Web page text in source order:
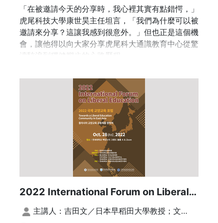
(地點：6樓 A646階梯型會議廳)
主持人：詹魁元/國立臺灣大學機械工程學系 教授
引言人：陳錫民/逢甲大學資訊工程學系 教授
講者：黃韻文/國立臺灣大學生物產業傳播暨發展學
講題：我的通識我來設計
引言人：丁后儀/大葉大學多媒體數位內容學士學位
講者：林怡安/ 國立臺北商業大學通識教育中心 助理
教授
余宥榤/大葉大學國際企業管理學系 四年級
衷心期待您的參與，讓我們一起在這個專屬於通識教
育的心靈綠洲中，打破藩籬，共創「界而無界」的教
學新視野！
活動資訊：
地點：政大研創中心（地址，可點擊察看）
「在被邀請今天的分享時，我心裡其實有點錯愕，」
虎尾科技大學康世昊主任坦言，「我們為什麼可以被
邀請來分享？這讓我感到很意外。」但也正是這個機
會，讓他得以向大家分享虎尾科大通識教育中心從驚
濤駭浪到穩健腳步的心路歷程。
2022 International Forum on Liberal
Education：Towards a Liberal
主講人：吉田文／日本早稻田大學教授；文字